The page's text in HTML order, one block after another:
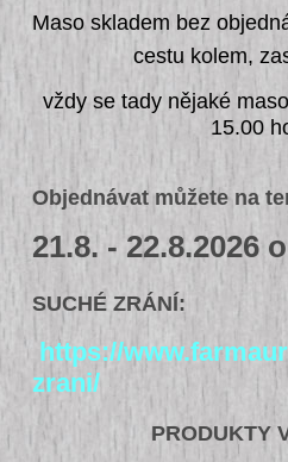
Maso skladem bez
cestu kolem,
vždy se tady nějaké
15.00
Objednávat můžete na
21.8. - 22.8.2026
SUCHÉ ZRÁNÍ:
https://
zrani/
PRODUKTY V